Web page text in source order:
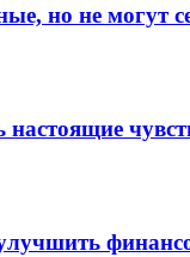
но не могут